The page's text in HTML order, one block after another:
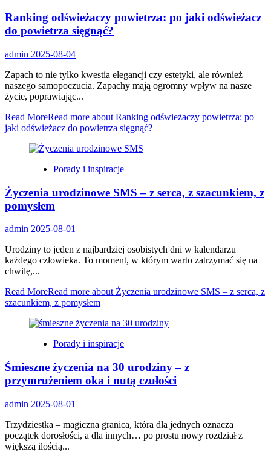
Ranking odświeżaczy powietrza: po jaki odświeżacz
do powietrza sięgnąć?
admin 2025-08-04
Zapach to nie tylko kwestia elegancji czy estetyki, ale również
naszego samopoczucia. Zapachy mają ogromny wpływ na nasze
życie, poprawiając...
Read MoreRead more about Ranking odświeżaczy powietrza: po
jaki odświeżacz do powietrza sięgnąć?
Porady i inspiracje
Życzenia urodzinowe SMS – z serca, z szacunkiem, z
pomysłem
admin 2025-08-01
Urodziny to jeden z najbardziej osobistych dni w kalendarzu
każdego człowieka. To moment, w którym warto zatrzymać się na
chwilę,...
Read MoreRead more about Życzenia urodzinowe SMS – z serca, z
szacunkiem, z pomysłem
Porady i inspiracje
Śmieszne życzenia na 30 urodziny – z
przymrużeniem oka i nutą czułości
admin 2025-08-01
Trzydziestka – magiczna granica, która dla jednych oznacza
początek dorosłości, a dla innych… po prostu nowy rozdział z
większą ilością...